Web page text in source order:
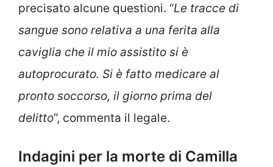
precisato alcune questioni. “Le tracce di
sangue sono relativa a una ferita alla
caviglia che il mio assistito si è
autoprocurato. Si è fatto medicare al
pronto soccorso, il giorno prima del
delitto“, commenta il legale.
Indagini per la morte di Camilla